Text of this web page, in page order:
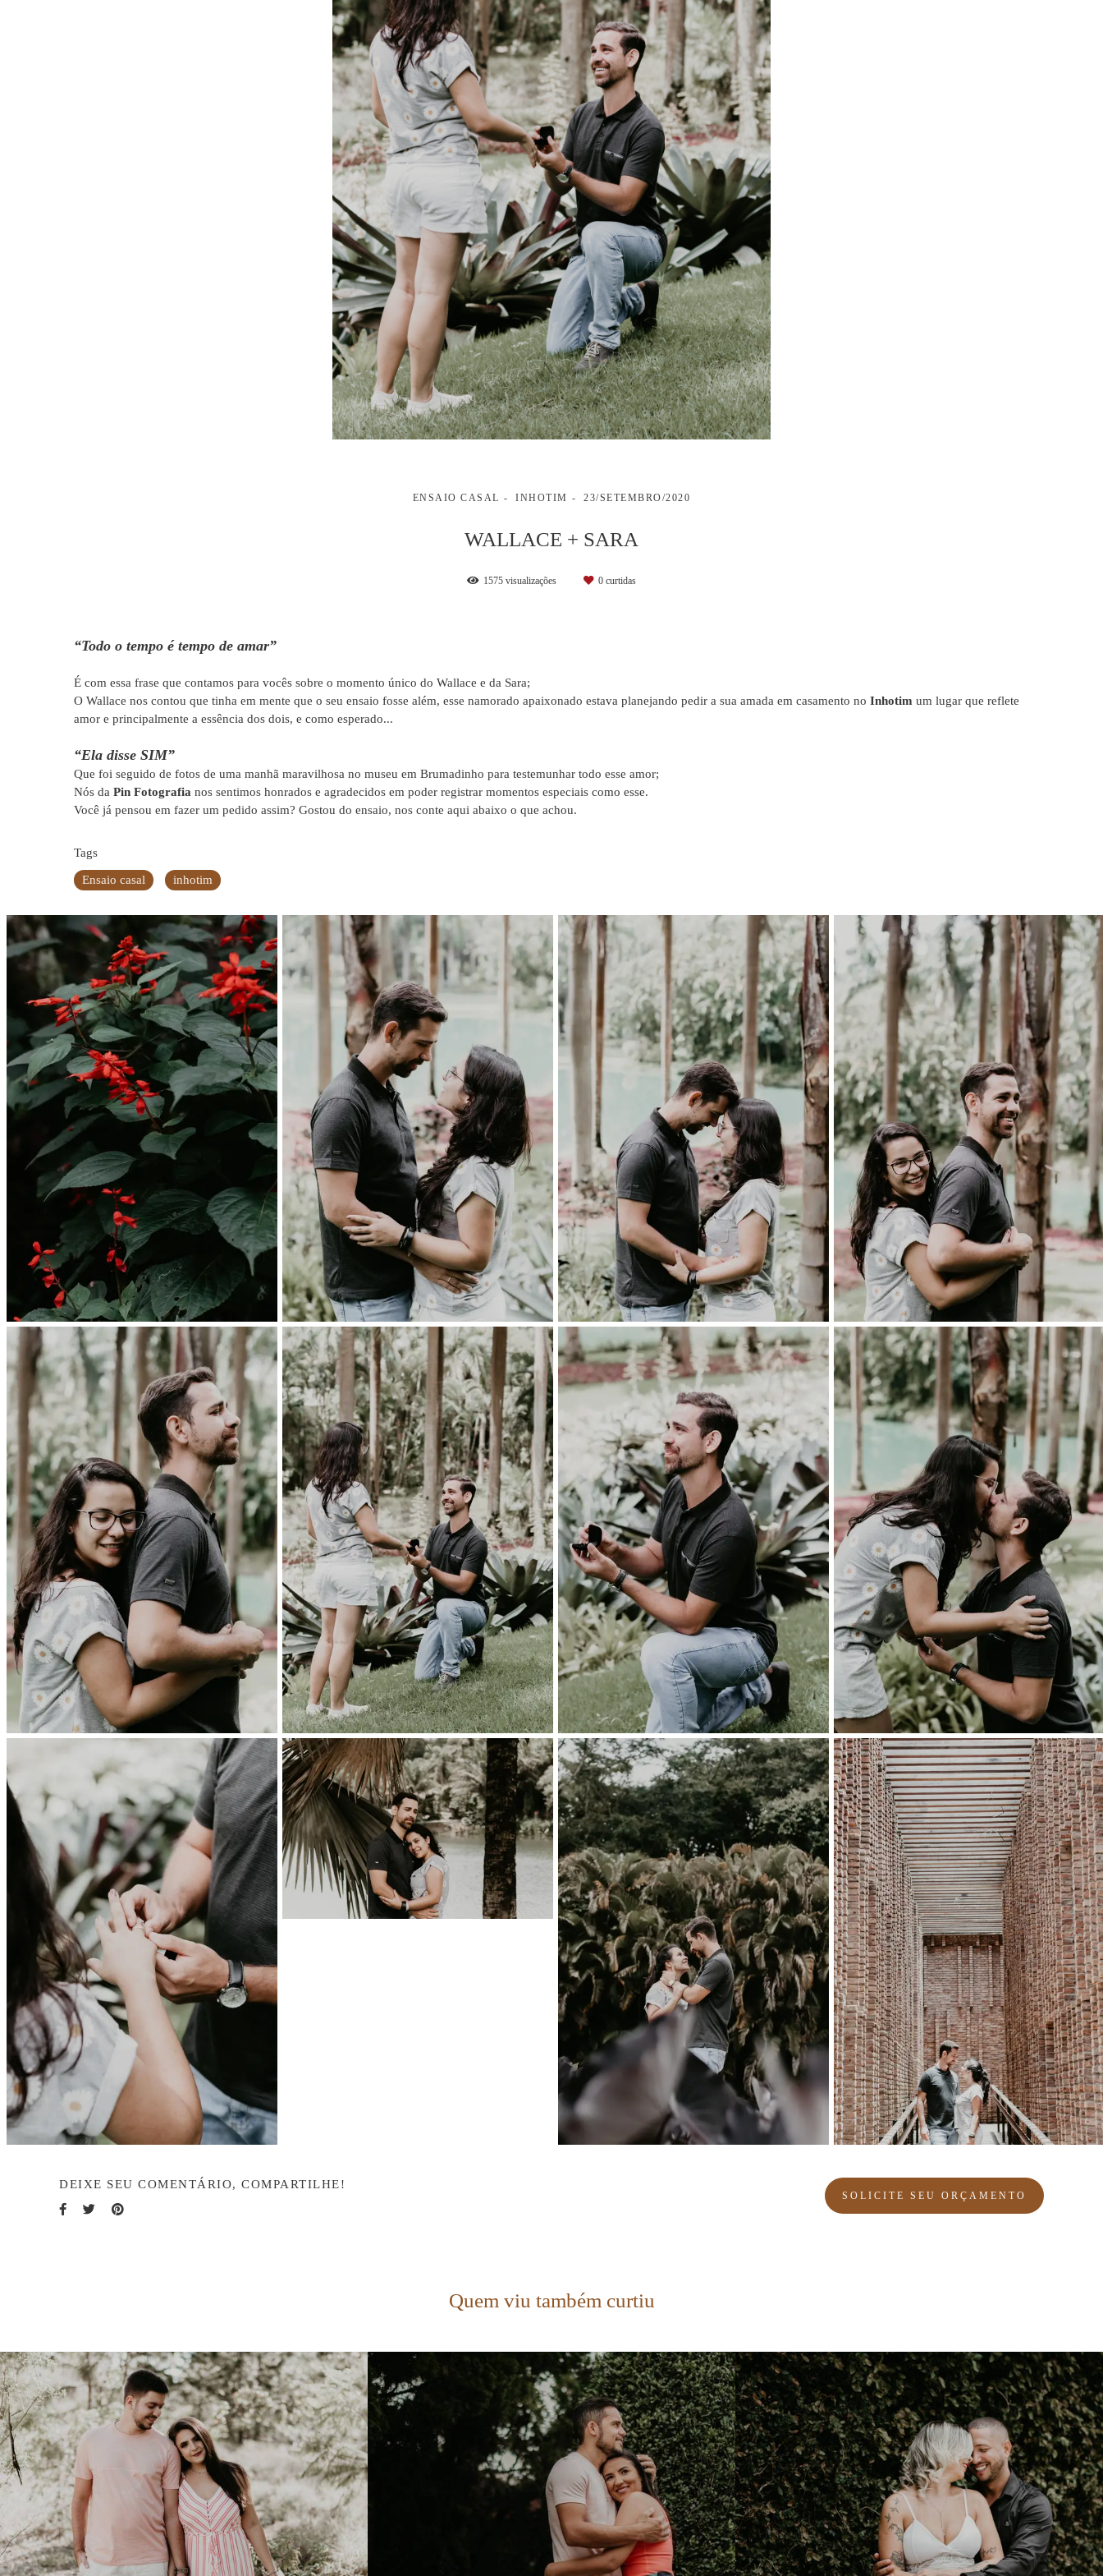
ENSAIO CASAL INHOTIM 23/SETEMBRO/2020
WALLACE + SARA
1575 visualizações 0 curtidas
“Todo o tempo é tempo de amar”
É com essa frase que contamos para vocês sobre o momento único do Wallace e da Sara;
O Wallace nos contou que tinha em mente que o seu ensaio fosse além, esse namorado apaixonado estava planejando pedir a sua amada em casamento no Inhotim um lugar que reflete
amor e principalmente a essência dos dois, e como esperado...
“Ela disse SIM”
Que foi seguido de fotos de uma manhã maravilhosa no museu em Brumadinho para testemunhar todo esse amor;
Nós da Pin Fotografia nos sentimos honrados e agradecidos em poder registrar momentos especiais como esse.
Você já pensou em fazer um pedido assim? Gostou do ensaio, nos conte aqui abaixo o que achou.
Tags
Ensaio casal inhotim
DEIXE SEU COMENTÁRIO, COMPARTILHE!
SOLICITE SEU ORÇAMENTO
Quem viu também curtiu
1395 0 1517 0 1378 0